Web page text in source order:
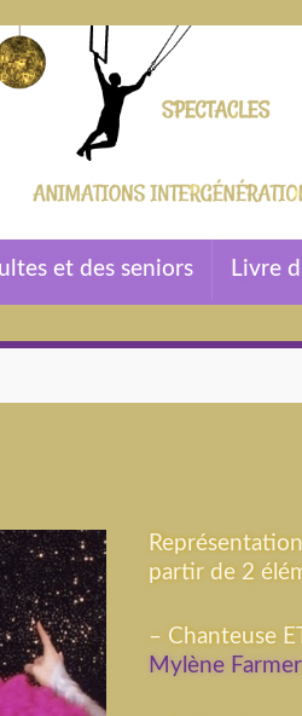
et des seniors Livre
partir de 2
– Chanteuse
Mylène Farmer